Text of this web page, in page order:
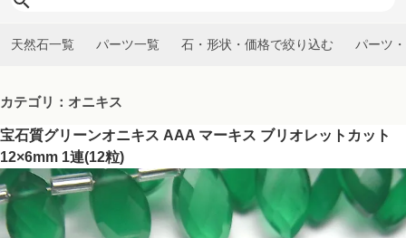
天然石一覧 パーツ一覧 石・形状・価格で絞り込む パーツ
カテゴリ：オニキス
宝石質グリーンオニキス AAA マーキス ブリオレットカット
12×6mm 1連(12粒)